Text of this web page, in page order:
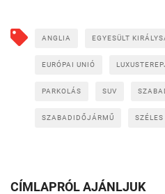
ANGLIA EGYESÜLT
EURÓPAI UNIÓ
PARKOLÁS SUV
SZABADIDŐJÁRMŰ SZÉLES
CÍMLAPRÓL AJÁNLJUK